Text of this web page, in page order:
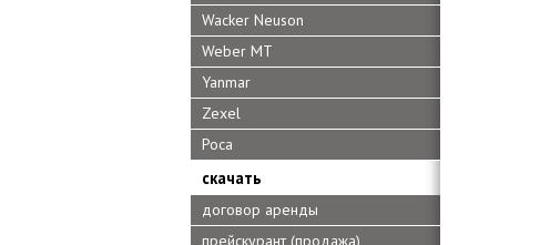
Wacker Neuson
Weber MT
Yanmar
Zexel
Роса
скачать
договор аренды
прейскурант (продажа)